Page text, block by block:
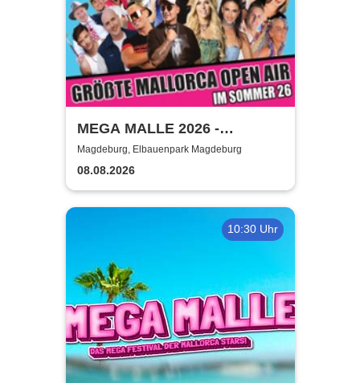
MEGA MALLE 2026 -
Deutschlands größte
Mallorcaparty im Sommer
2026
Magdeburg, Elbauenpark Magdeburg
08.08.2026
10:30 Uhr